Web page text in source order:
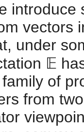
vectors
under
𝔼
of
from